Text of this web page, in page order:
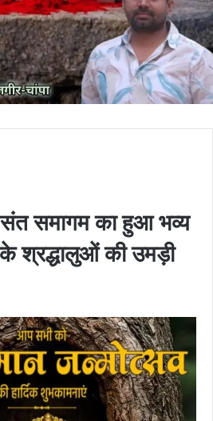
संत समागम का हुआ भव्य
की उमड़ी